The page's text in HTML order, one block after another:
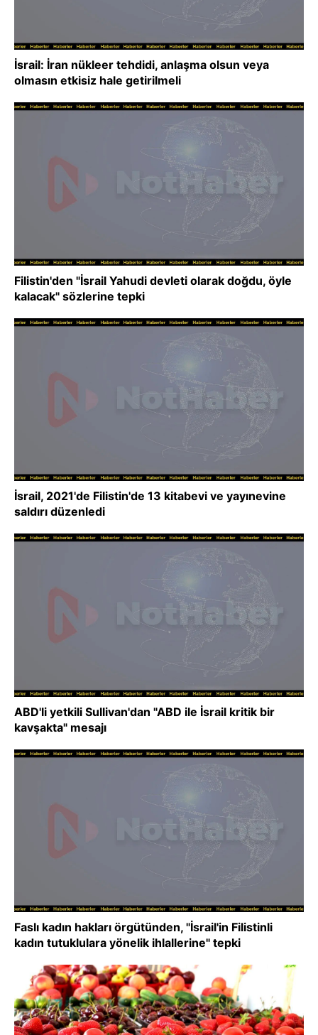
İsrail: İran nükleer tehdidi, anlaşma olsun veya
olmasın etkisiz hale getirilmeli
Filistin'den "İsrail Yahudi devleti olarak doğdu, öyle
kalacak" sözlerine tepki
İsrail, 2021'de Filistin'de 13 kitabevi ve yayınevine
saldırı düzenledi
ABD'li yetkili Sullivan'dan "ABD ile İsrail kritik bir
kavşakta" mesajı
Faslı kadın hakları örgütünden, "İsrail'in Filistinli
kadın tutuklulara yönelik ihlallerine" tepki